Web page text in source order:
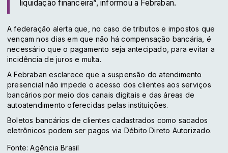
liquidação financeira”, informou a Febraban.
A federação alerta que, no caso de tributos e impostos que
vençam nos dias em que não há compensação bancária, é
necessário que o pagamento seja antecipado, para evitar a
incidência de juros e multa.
A Febraban esclarece que a suspensão do atendimento
presencial não impede o acesso dos clientes aos serviços
bancários por meio dos canais digitais e das áreas de
autoatendimento oferecidas pelas instituições.
Boletos bancários de clientes cadastrados como sacados
eletrônicos podem ser pagos via Débito Direto Autorizado.
Fonte: Agência Brasil